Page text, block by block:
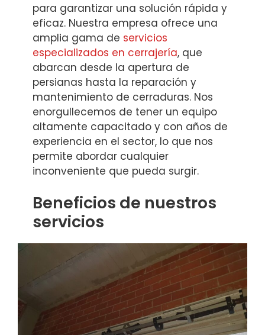
para garantizar una solución rápida y
eficaz. Nuestra empresa ofrece una
amplia gama de servicios
especializados en cerrajería, que
abarcan desde la apertura de
persianas hasta la reparación y
mantenimiento de cerraduras. Nos
enorgullecemos de tener un equipo
altamente capacitado y con años de
experiencia en el sector, lo que nos
permite abordar cualquier
inconveniente que pueda surgir.
Beneficios de nuestros
servicios